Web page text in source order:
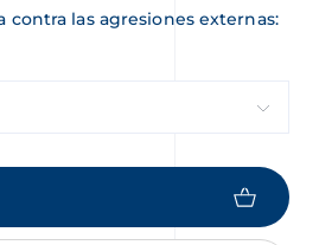
contra las agresiones externas: